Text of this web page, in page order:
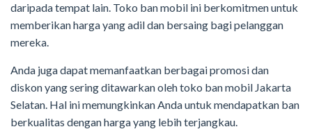
daripada tempat lain. Toko ban mobil ini berkomitmen untuk
memberikan harga yang adil dan bersaing bagi pelanggan
mereka.
Anda juga dapat memanfaatkan berbagai promosi dan
diskon yang sering ditawarkan oleh toko ban mobil Jakarta
Selatan. Hal ini memungkinkan Anda untuk mendapatkan ban
berkualitas dengan harga yang lebih terjangkau.